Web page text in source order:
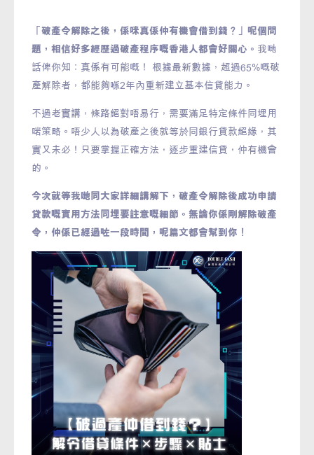
「破產令解除之後，係咪真係仲有機會借到錢？」呢個問
題，相信好多經歷過破產程序嘅香港人都會好關心。 我哋
話俾你知：真係有可能嘅！ 根據最新數據，超過65%嘅破
產解除者，都能夠喺2年內重新建立基本信貸能力。
不過老實講，條路絕對唔易行，需要滿足特定條件同埋用
啱策略。唔少人以為破產之後就等於同銀行貸款絕緣，其
實又未必！只要掌握正確方法，逐步重建信貸，仲有機會
的。
今次就等我哋同大家詳細講解下，破產令解除後成功申請
貸款嘅實用方法同埋要註意嘅細節。無論你係剛解除破產
令，仲係已經過咗一段時間，呢篇文都會幫到你！